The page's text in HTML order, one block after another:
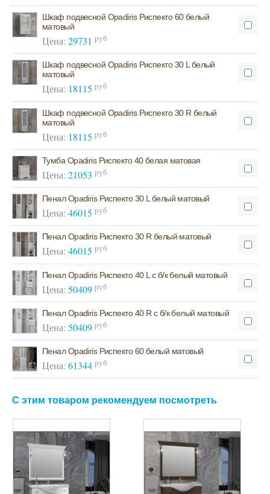
Шкаф подвесной Opadiris Риспекто 60 белый
матовый
Цена: 29731 руб
Шкаф подвесной Opadiris Риспекто 30 L белый
матовый
Цена: 18115 руб
Шкаф подвесной Opadiris Риспекто 30 R белый
матовый
Цена: 18115 руб
Тумба Opadiris Риспекто 40 белая матовая
Цена: 21053 руб
Пенал Opadiris Риспекто 30 L белый матовый
Цена: 46015 руб
Пенал Opadiris Риспекто 30 R белый матовый
Цена: 46015 руб
Пенал Opadiris Риспекто 40 L с б/к белый матовый
Цена: 50409 руб
Пенал Opadiris Риспекто 40 R с б/к белый матовый
Цена: 50409 руб
Пенал Opadiris Риспекто 60 белый матовый
Цена: 61344 руб
С этим товаром рекомендуем посмотреть